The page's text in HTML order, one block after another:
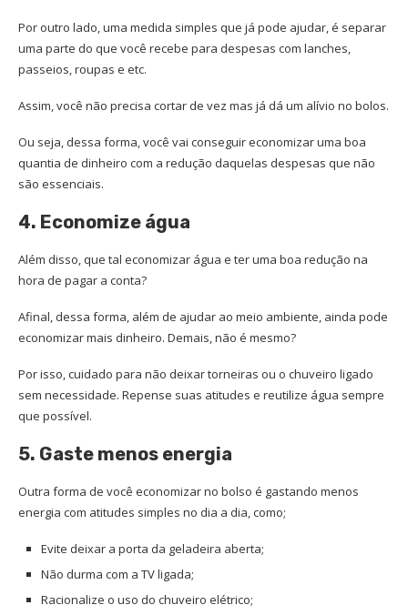
Por outro lado, uma medida simples que já pode ajudar, é separar
uma parte do que você recebe para despesas com lanches,
passeios, roupas e etc.
Assim, você não precisa cortar de vez mas já dá um alívio no bolos.
Ou seja, dessa forma, você vai conseguir economizar uma boa
quantia de dinheiro com a redução daquelas despesas que não
são essenciais.
4. Economize água
Além disso, que tal economizar água e ter uma boa redução na
hora de pagar a conta?
Afinal, dessa forma, além de ajudar ao meio ambiente, ainda pode
economizar mais dinheiro. Demais, não é mesmo?
Por isso, cuidado para não deixar torneiras ou o chuveiro ligado
sem necessidade. Repense suas atitudes e reutilize água sempre
que possível.
5. Gaste menos energia
Outra forma de você economizar no bolso é gastando menos
energia com atitudes simples no dia a dia, como;
Evite deixar a porta da geladeira aberta;
Não durma com a TV ligada;
Racionalize o uso do chuveiro elétrico;